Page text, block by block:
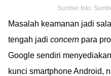
Sumber foto:
Masalah keamanan jadi
tengah jadi concern para
Google sendiri
kunci smartphone Android,